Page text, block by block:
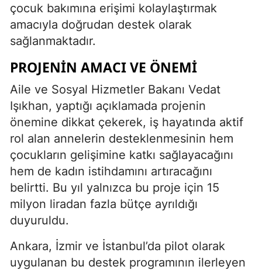
çocuk bakımına erişimi kolaylaştırmak
amacıyla doğrudan destek olarak
sağlanmaktadır.
PROJENIN AMACI VE ÖNEMI
Aile ve Sosyal Hizmetler Bakanı Vedat
Işıkhan, yaptığı açıklamada projenin
önemine dikkat çekerek, iş hayatında aktif
rol alan annelerin desteklenmesinin hem
çocukların gelişimine katkı sağlayacağını
hem de kadın istihdamını artıracağını
belirtti. Bu yıl yalnızca bu proje için 15
milyon liradan fazla bütçe ayrıldığı
duyuruldu.
Ankara, İzmir ve İstanbul’da pilot olarak
uygulanan bu destek programının ilerleyen